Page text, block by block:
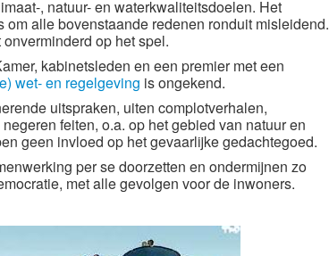
, natuur- en waterkwaliteitsdoelen. Het
om alle bovenstaande redenen ronduit misleidend.
op het spel.
kabinetsleden en een premier met een
wet- en regelgeving is ongekend.
uitspraken, uiten complotverhalen,
feiten, o.a. op het gebied van natuur en
geen invloed op het gevaarlijke gedachtegoed.
per se doorzetten en ondermijnen zo
met alle gevolgen voor de inwoners.